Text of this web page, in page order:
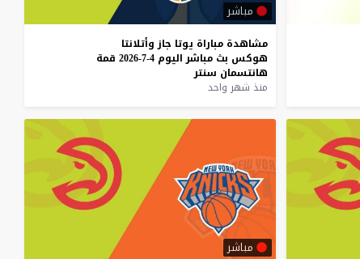
مباشر
مشاهدة مباراة يوتا جاز وأتلانتا
هوكس بث مباشر اليوم 4-7-2026
قمة
هانتسمان سنتر
منذ شهر واحد
مباشر